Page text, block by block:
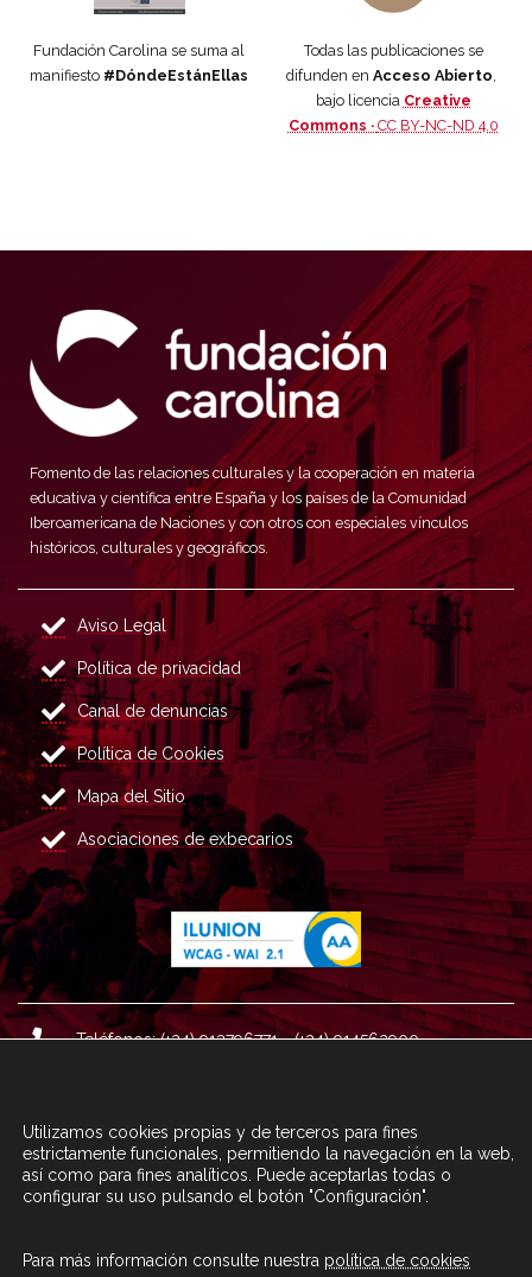
Fundación Carolina se suma al
manifiesto #DóndeEstánEllas
Todas las publicaciones se
difunden en Acceso Abierto,
bajo licencia Creative
Commons · CC BY-NC-ND 4.0
Fomento de las relaciones culturales y la cooperación en materia
educativa y científica entre España y los países de la Comunidad
Iberoamericana de Naciones y con otros con especiales vínculos
históricos, culturales y geográficos.
Aviso Legal
Política de privacidad
Canal de denuncias
Política de Cookies
Mapa del Sitio
Asociaciones de exbecarios
Teléfonos: (+34) 913796771 - (+34) 914562900
Correo : informacion@fundacioncarolina.es
CONTACTA CON FCA TRAVÉS DEL
Utilizamos cookies propias y de terceros para fines
estrictamente funcionales, permitiendo la navegación en la web,
así como para fines analíticos. Puede aceptarlas todas o
configurar su uso pulsando el botón "Configuración".
Para más información consulte nuestra política de cookies